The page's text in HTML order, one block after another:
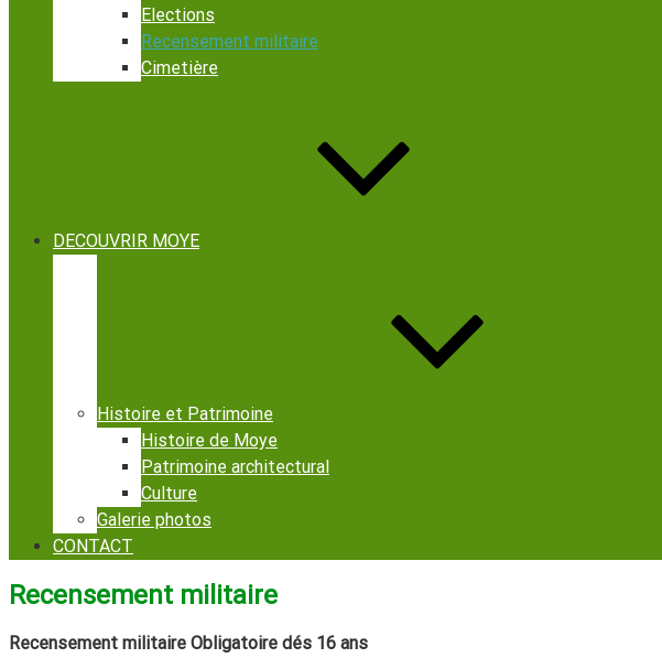
Elections
Recensement militaire
Cimetière
DECOUVRIR MOYE
Histoire et Patrimoine
Histoire de Moye
Patrimoine architectural
Culture
Galerie photos
CONTACT
Recensement militaire
Recensement militaire Obligatoire dés 16 ans